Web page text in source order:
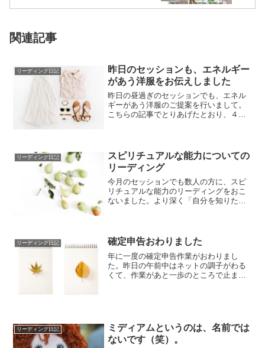
関連記事
リーディング日記
昨日のセッションも、エネルギー
があう洋服をお伝えしました
昨日の昼過ぎのセッションでも、エネル
ギーがあう洋服のご提案を行いまして。
こちらの記事でとりあげたとおり、４日
リーディング日記
スピリチュアルな能力についての
リーディング
今月のセッションでも数人の方に、スピ
リチュアルな能力のリーディングをおこ
ないました。より深く「自分を知りた
リーディング日記 確定申告おわりました
年に一度の確定申告作業がおわりまし
た。昨日の午前中はネットの調子がわる
くて、作業があと一歩のところで止まっ
リーディング日記
ミディアムというのは、名前では
ないです（笑）。